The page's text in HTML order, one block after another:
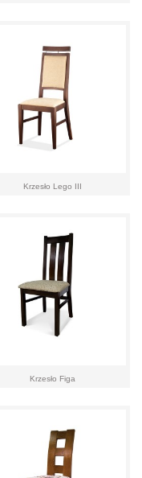
Krzesło Lego III
Krzesło Figa